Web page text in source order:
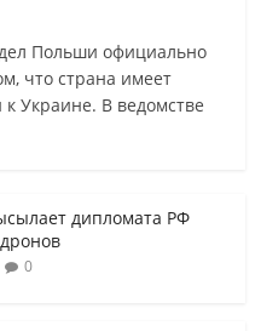
Польши официально
что страна имеет
Украине. В ведомстве
дипломата РФ
0